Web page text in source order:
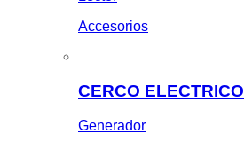
Accesorios
CERCO ELECTRICO
Generador